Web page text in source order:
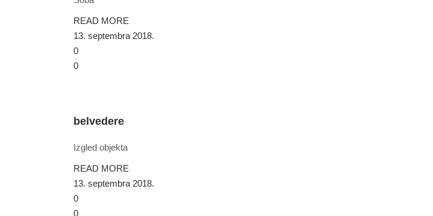
READ MORE
13. septembra 2018.
0
0
belvedere
Izgled objekta
READ MORE
13. septembra 2018.
0
0